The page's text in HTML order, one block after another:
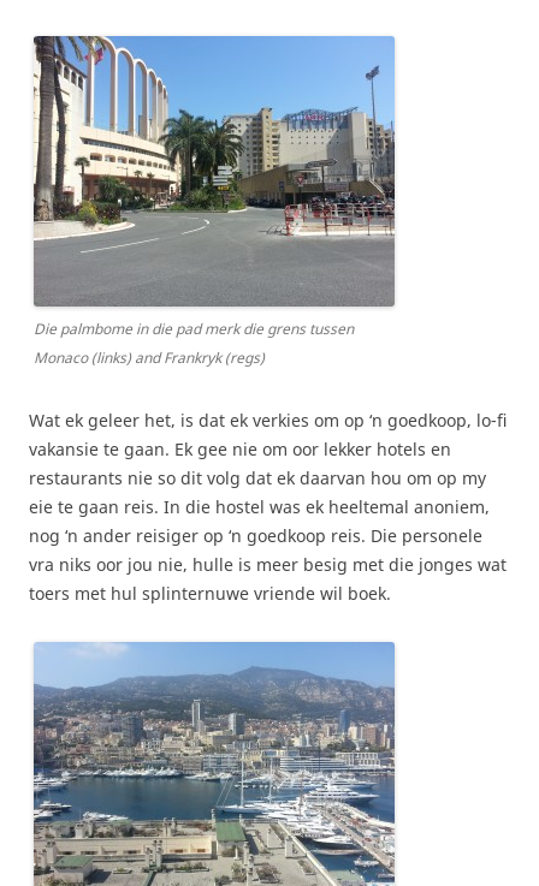
Die palmbome in die pad merk die grens tussen
Monaco (links) and Frankryk (regs)
Wat ek geleer het, is dat ek verkies om op ‘n goedkoop, lo-fi
vakansie te gaan. Ek gee nie om oor lekker hotels en
restaurants nie so dit volg dat ek daarvan hou om op my
eie te gaan reis. In die hostel was ek heeltemal anoniem,
nog ‘n ander reisiger op ‘n goedkoop reis. Die personele
vra niks oor jou nie, hulle is meer besig met die jonges wat
toers met hul splinternuwe vriende wil boek.